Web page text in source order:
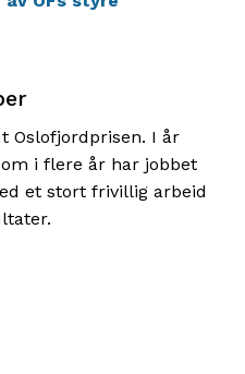
Oslofjordprisen. I år
i flere år har jobbet
et stort frivillig arbeid